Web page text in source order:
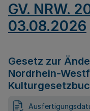
GV. NRW.
03.08.2026
Gesetz zur
Nordrhein-